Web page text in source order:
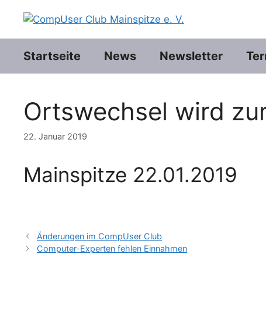
Inhalt
springen
Startseite News Newsletter
Ortswechsel wird
22. Januar 2019
Mainspitze 22.01.2019
Änderungen im CompUser Club
Computer-Experten fehlen Einnahmen